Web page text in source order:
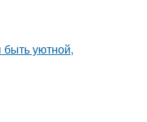
быть уютной,